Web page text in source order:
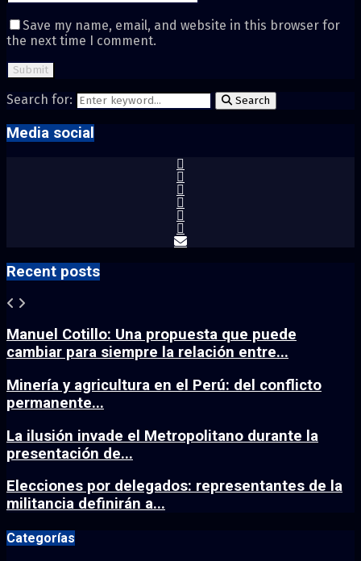
Save my name, email, and website in this browser for
the next time I comment.
Search for: Search
Media social
Recent posts
Manuel Cotillo: Una propuesta que puede
cambiar para siempre la relación entre...
Minería y agricultura en el Perú: del conflicto
permanente...
La ilusión invade el Metropolitano durante la
presentación de...
Elecciones por delegados: representantes de la
militancia definirán a...
Categorías